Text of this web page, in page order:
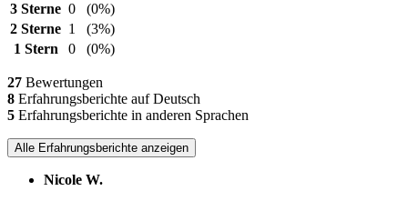
3 Sterne 0
(0%)
2 Sterne 1
(3%)
1 Stern
0 (0%)
27 Bewertungen
8 Erfahrungsberichte auf Deutsch
5 Erfahrungsberichte in anderen Sprachen
Alle Erfahrungsberichte anzeigen
Nicole W.